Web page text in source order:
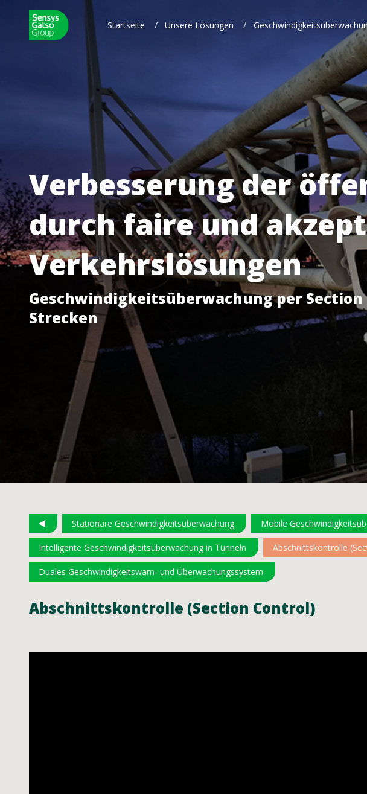
Startseite / Unsere Lösungen /
Verbesserung der
durch faire und
Verkehrslösungen
Geschwindigkeitsüberwachung per
Strecken
Stationäre Geschwindigkeitsüberwachung Mobile
Intelligente Geschwindigkeitsüberwachung in Tunneln Abschnittskontrolle
Duales Geschwindigkeitswarn- und Überwachungssystem
Abschnittskontrolle (Section Control)